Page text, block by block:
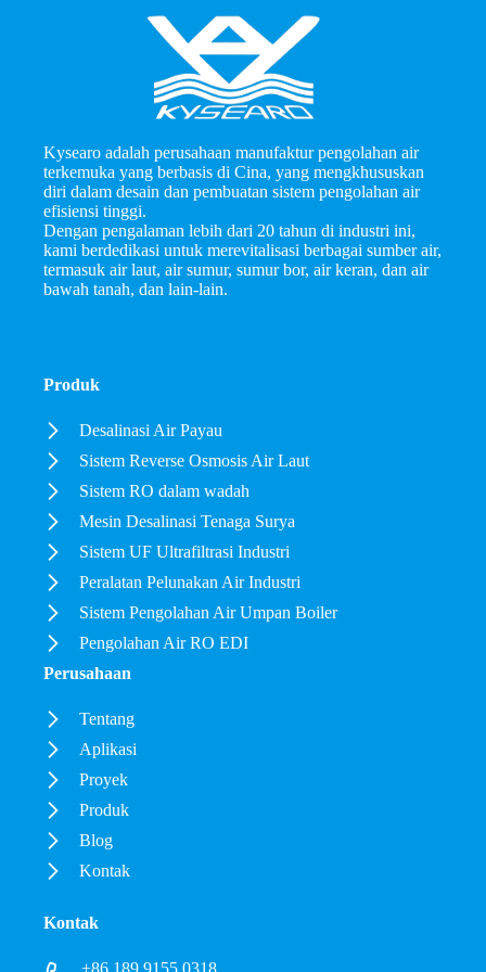
Kysearo adalah perusahaan manufaktur pengolahan air
terkemuka yang berbasis di Cina, yang mengkhususkan
diri dalam desain dan pembuatan sistem pengolahan air
efisiensi tinggi.
Dengan pengalaman lebih dari 20 tahun di industri ini,
kami berdedikasi untuk merevitalisasi berbagai sumber air,
termasuk air laut, air sumur, sumur bor, air keran, dan air
bawah tanah, dan lain-lain.
Produk
Desalinasi Air Payau
Sistem Reverse Osmosis Air Laut
Sistem RO dalam wadah
Mesin Desalinasi Tenaga Surya
Sistem UF Ultrafiltrasi Industri
Peralatan Pelunakan Air Industri
Sistem Pengolahan Air Umpan Boiler
Pengolahan Air RO EDI
Perusahaan
Tentang
Aplikasi
Proyek
Produk
Blog
Kontak
Kontak